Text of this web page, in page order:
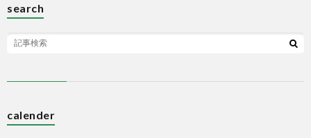
search
calender